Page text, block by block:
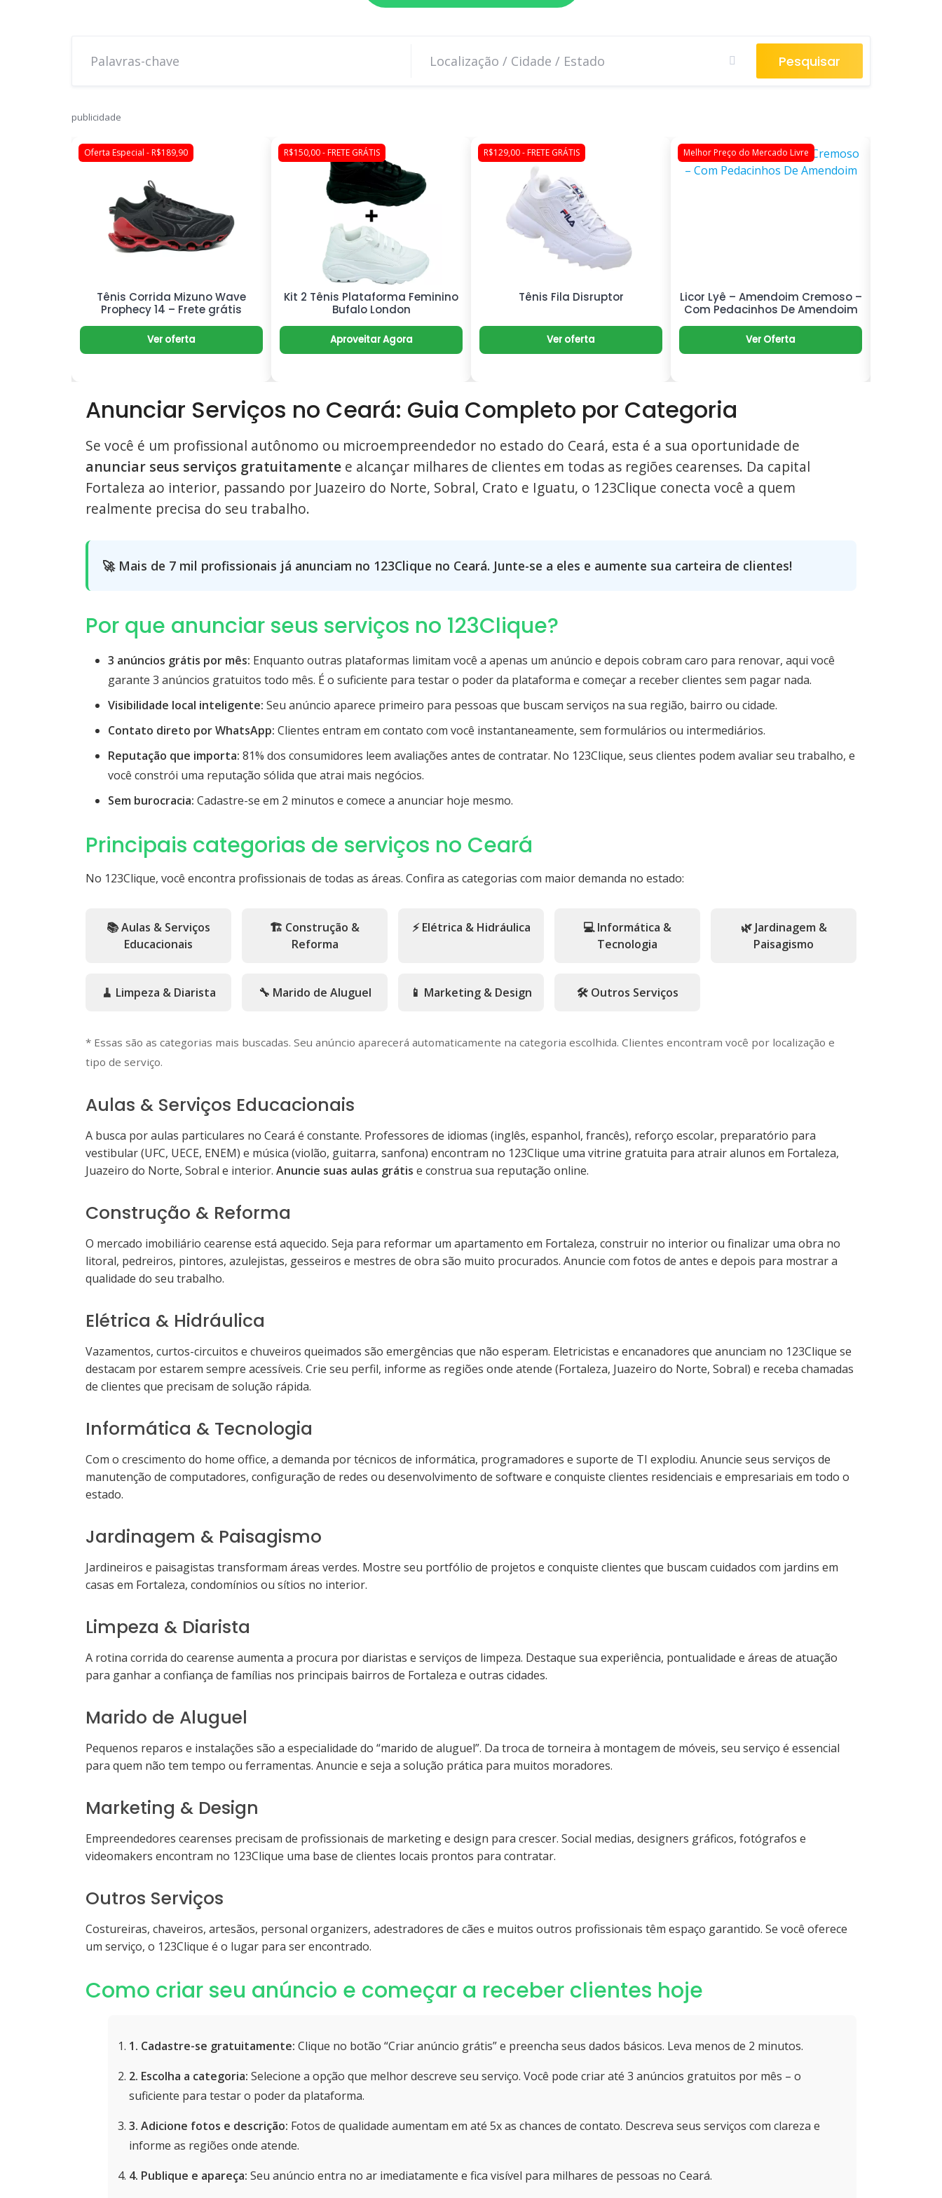
Pesquisar
publicidade
Oferta Especial - R$189,90
Tênis Corrida Mizuno Wave
Prophecy 14 – Frete grátis
Ver oferta
R$150,00 - FRETE GRÁTIS
Kit 2 Tênis Plataforma Feminino
Bufalo London
Aproveitar Agora
R$129,00 - FRETE GRÁTIS
Tênis Fila Disruptor
Ver oferta
Melhor Preço do Mercado Livre
Licor Lyê – Amendoim Cremoso –
Com Pedacinhos De Amendoim
Ver Oferta
Anunciar Serviços no Ceará: Guia Completo por Categoria
Se você é um profissional autônomo ou microempreendedor no estado do Ceará, esta é a sua oportunidade de
anunciar seus serviços gratuitamente e alcançar milhares de clientes em todas as regiões cearenses. Da capital
Fortaleza ao interior, passando por Juazeiro do Norte, Sobral, Crato e Iguatu, o 123Clique conecta você a quem
realmente precisa do seu trabalho.
🚀 Mais de 7 mil profissionais já anunciam no 123Clique no Ceará. Junte-se a eles e aumente sua carteira de clientes!
Por que anunciar seus serviços no 123Clique?
3 anúncios grátis por mês: Enquanto outras plataformas limitam você a apenas um anúncio e depois cobram caro para renovar, aqui você
garante 3 anúncios gratuitos todo mês. É o suficiente para testar o poder da plataforma e começar a receber clientes sem pagar nada.
Visibilidade local inteligente: Seu anúncio aparece primeiro para pessoas que buscam serviços na sua região, bairro ou cidade.
Contato direto por WhatsApp: Clientes entram em contato com você instantaneamente, sem formulários ou intermediários.
Reputação que importa: 81% dos consumidores leem avaliações antes de contratar. No 123Clique, seus clientes podem avaliar seu trabalho, e
você constrói uma reputação sólida que atrai mais negócios.
Sem burocracia: Cadastre-se em 2 minutos e comece a anunciar hoje mesmo.
Principais categorias de serviços no Ceará
No 123Clique, você encontra profissionais de todas as áreas. Confira as categorias com maior demanda no estado:
📚 Aulas & Serviços
Educacionais
🏗️ Construção &
Reforma
⚡ Elétrica & Hidráulica
💻 Informática &
Tecnologia
🌿 Jardinagem &
Paisagismo
🧹 Limpeza & Diarista 🔧 Marido de Aluguel 📱 Marketing & Design 🛠️ Outros Serviços
* Essas são as categorias mais buscadas. Seu anúncio aparecerá automaticamente na categoria escolhida. Clientes encontram você por localização e
tipo de serviço.
Aulas & Serviços Educacionais
A busca por aulas particulares no Ceará é constante. Professores de idiomas (inglês, espanhol, francês), reforço escolar, preparatório para
vestibular (UFC, UECE, ENEM) e música (violão, guitarra, sanfona) encontram no 123Clique uma vitrine gratuita para atrair alunos em Fortaleza,
Juazeiro do Norte, Sobral e interior. Anuncie suas aulas grátis e construa sua reputação online.
Construção & Reforma
O mercado imobiliário cearense está aquecido. Seja para reformar um apartamento em Fortaleza, construir no interior ou finalizar uma obra no
litoral, pedreiros, pintores, azulejistas, gesseiros e mestres de obra são muito procurados. Anuncie com fotos de antes e depois para mostrar a
qualidade do seu trabalho.
Elétrica & Hidráulica
Vazamentos, curtos-circuitos e chuveiros queimados são emergências que não esperam. Eletricistas e encanadores que anunciam no 123Clique se
destacam por estarem sempre acessíveis. Crie seu perfil, informe as regiões onde atende (Fortaleza, Juazeiro do Norte, Sobral) e receba chamadas
de clientes que precisam de solução rápida.
Informática & Tecnologia
Com o crescimento do home office, a demanda por técnicos de informática, programadores e suporte de TI explodiu. Anuncie seus serviços de
manutenção de computadores, configuração de redes ou desenvolvimento de software e conquiste clientes residenciais e empresariais em todo o
estado.
Jardinagem & Paisagismo
Jardineiros e paisagistas transformam áreas verdes. Mostre seu portfólio de projetos e conquiste clientes que buscam cuidados com jardins em
casas em Fortaleza, condomínios ou sítios no interior.
Limpeza & Diarista
A rotina corrida do cearense aumenta a procura por diaristas e serviços de limpeza. Destaque sua experiência, pontualidade e áreas de atuação
para ganhar a confiança de famílias nos principais bairros de Fortaleza e outras cidades.
Marido de Aluguel
Pequenos reparos e instalações são a especialidade do “marido de aluguel”. Da troca de torneira à montagem de móveis, seu serviço é essencial
para quem não tem tempo ou ferramentas. Anuncie e seja a solução prática para muitos moradores.
Marketing & Design
Empreendedores cearenses precisam de profissionais de marketing e design para crescer. Social medias, designers gráficos, fotógrafos e
videomakers encontram no 123Clique uma base de clientes locais prontos para contratar.
Outros Serviços
Costureiras, chaveiros, artesãos, personal organizers, adestradores de cães e muitos outros profissionais têm espaço garantido. Se você oferece
um serviço, o 123Clique é o lugar para ser encontrado.
Como criar seu anúncio e começar a receber clientes hoje
1. Cadastre-se gratuitamente: Clique no botão “Criar anúncio grátis” e preencha seus dados básicos. Leva menos de 2 minutos.
2. Escolha a categoria: Selecione a opção que melhor descreve seu serviço. Você pode criar até 3 anúncios gratuitos por mês – o
suficiente para testar o poder da plataforma.
3. Adicione fotos e descrição: Fotos de qualidade aumentam em até 5x as chances de contato. Descreva seus serviços com clareza e
informe as regiões onde atende.
4. Publique e apareça: Seu anúncio entra no ar imediatamente e fica visível para milhares de pessoas no Ceará.